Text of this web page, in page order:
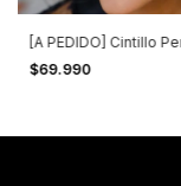
[A PEDIDO] Cintillo
$69.990